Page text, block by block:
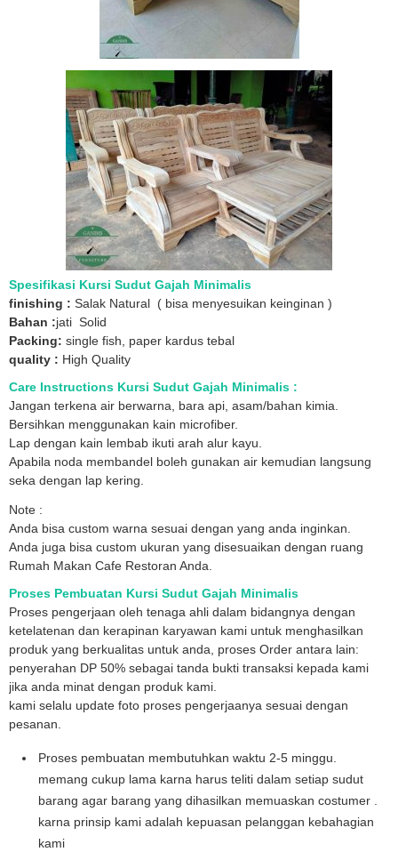
Spesifikasi Kursi Sudut Gajah Minimalis
finishing : Salak Natural ( bisa menyesuikan keinginan )
Bahan :jati Solid
Packing: single fish, paper kardus tebal
quality : High Quality
Care Instructions Kursi Sudut Gajah Minimalis :
Jangan terkena air berwarna, bara api, asam/bahan kimia.
Bersihkan menggunakan kain microfiber.
Lap dengan kain lembab ikuti arah alur kayu.
Apabila noda membandel boleh gunakan air kemudian langsung
seka dengan lap kering.
Note :
Anda bisa custom warna sesuai dengan yang anda inginkan.
Anda juga bisa custom ukuran yang disesuaikan dengan ruang
Rumah Makan Cafe Restoran Anda.
Proses Pembuatan Kursi Sudut Gajah Minimalis
Proses pengerjaan oleh tenaga ahli dalam bidangnya dengan
ketelatenan dan kerapinan karyawan kami untuk menghasilkan
produk yang berkualitas untuk anda, proses Order antara lain:
penyerahan DP 50% sebagai tanda bukti transaksi kepada kami
jika anda minat dengan produk kami.
kami selalu update foto proses pengerjaanya sesuai dengan
pesanan.
Proses pembuatan membutuhkan waktu 2-5 minggu.
memang cukup lama karna harus teliti dalam setiap sudut
barang agar barang yang dihasilkan memuaskan costumer .
karna prinsip kami adalah kepuasan pelanggan kebahagian
kami